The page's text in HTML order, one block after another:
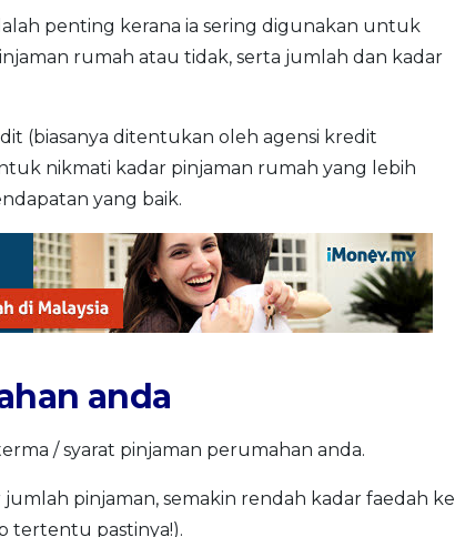
penting kerana ia sering digunakan untuk
rumah atau tidak, serta jumlah dan kadar
(biasanya ditentukan oleh agensi kredit
nikmati kadar pinjaman rumah yang lebih
yang baik.
anda
/ syarat pinjaman perumahan anda.
jumlah pinjaman, semakin rendah kadar faedah ke
tertentu pastinya!).